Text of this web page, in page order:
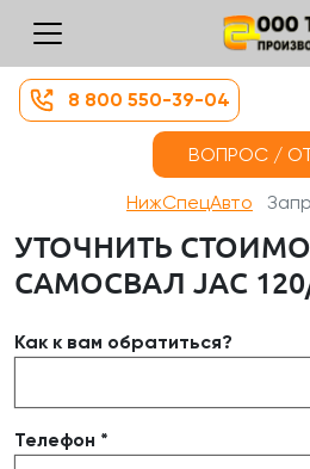
8 800 550-39-04
ВОПРОС /
НижСпецАвто
УТОЧНИТЬ
САМОСВАЛ JAC
Как к вам обратиться?
Телефон *